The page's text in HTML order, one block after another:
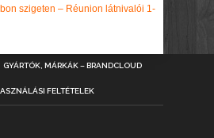
szigeten – Réunion látnivalói 1-
GYÁRTÓK, MÁRKÁK – BRANDCLOUD
FELTÉTELEK